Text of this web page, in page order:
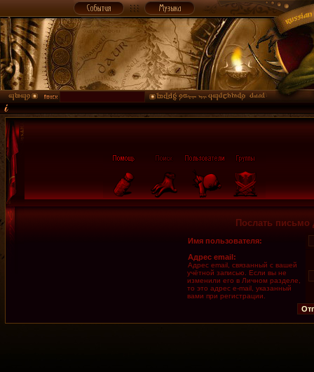
Послать письмо
Имя пользователя:
Адрес email:
Адрес email, связанный с вашей
учётной записью. Если вы не
изменили его в Личном разделе,
то это адрес e-mail, указанный
вами при регистрации.